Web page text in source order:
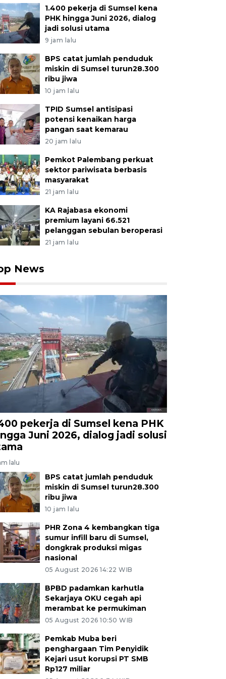
1.400 pekerja di Sumsel kena
PHK hingga Juni 2026, dialog
jadi solusi utama
9 jam lalu
BPS catat jumlah penduduk
miskin di Sumsel turun28.300
ribu jiwa
10 jam lalu
TPID Sumsel antisipasi
potensi kenaikan harga
pangan saat kemarau
20 jam lalu
Pemkot Palembang perkuat
sektor pariwisata berbasis
masyarakat
21 jam lalu
KA Rajabasa ekonomi
premium layani 66.521
pelanggan sebulan beroperasi
21 jam lalu
News
pekerja di Sumsel kena PHK
Juni 2026, dialog jadi solusi
lalu
BPS catat jumlah penduduk
miskin di Sumsel turun28.300
ribu jiwa
10 jam lalu
PHR Zona 4 kembangkan tiga
sumur infill baru di Sumsel,
dongkrak produksi migas
nasional
05 August 2026 14:22 WIB
BPBD padamkan karhutla
Sekarjaya OKU cegah api
merambat ke permukiman
05 August 2026 10:50 WIB
Pemkab Muba beri
penghargaan Tim Penyidik
Kejari usut korupsi PT SMB
Rp127 miliar